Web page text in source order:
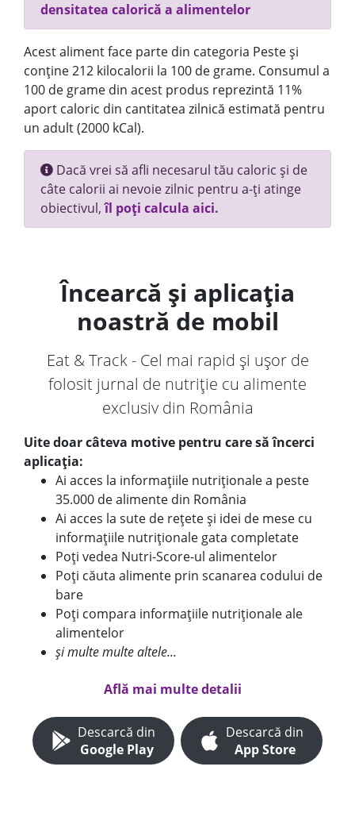
densitatea calorică a alimentelor
Acest aliment face parte din categoria Peste și
conține 212 kilocalorii la 100 de grame. Consumul a
100 de grame din acest produs reprezintă 11%
aport caloric din cantitatea zilnică estimată pentru
un adult (2000 kCal).
Dacă vrei să afli necesarul tău caloric și de
câte calorii ai nevoie zilnic pentru a-ți atinge
obiectivul,îl poți calcula aici.
Încearcă și aplicația
noastră de mobil
Eat & Track - Cel mai rapid și ușor de
folosit jurnal de nutriție cu alimente
exclusiv din România
Uite doar câteva motive pentru care să încerci
aplicația:
Ai acces la informațiile nutriționale a peste
35.000 de alimente din România
Ai acces la sute de rețete și idei de mese cu
informațiile nutriționale gata completate
Poți vedea Nutri-Score-ul alimentelor
Poți căuta alimente prin scanarea codului de
bare
Poți compara informațiile nutriționale ale
alimentelor
și multe multe altele...
Află mai multe detalii
Descarcă din
Google Play
Descarcă din
App Store